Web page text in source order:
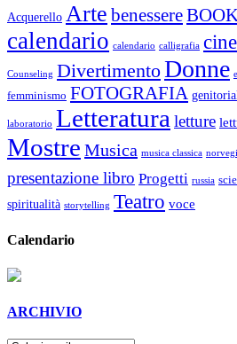
Acquerello Arte benessere
calendario calendario calligrafia
Counseling DivertimentoDonne
femminismo FOTOGRAFIA
laboratorio Letteratura letture
Mostre Musica musica classica
presentazione libro Progetti russia
spiritualità storytelling Teatro voce
Calendario
ARCHIVIO